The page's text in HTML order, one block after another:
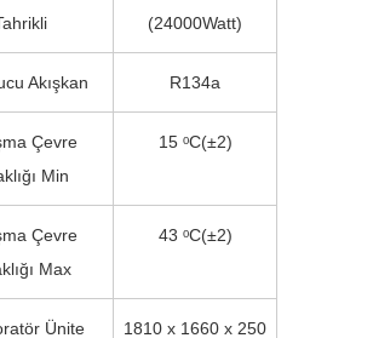
(24000Watt)
Akışkan R134a
Çevre
Min
15 ᵒC(±2)
Çevre
Max
43 ᵒC(±2)
Ünite
1810 x 1660 x 250